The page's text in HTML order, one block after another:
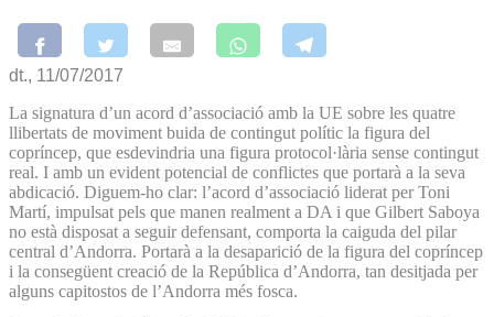
dt., 11/07/2017
La signatura d’un acord d’associació amb la UE sobre les quatre
llibertats de moviment buida de contingut polític la figura del
copríncep, que esdevindria una figura protocol·lària sense contingut
real. I amb un evident potencial de conflictes que portarà a la seva
abdicació. Diguem-ho clar: l’acord d’associació liderat per Toni
Martí, impulsat pels que manen realment a DA i que Gilbert Saboya
no està disposat a seguir defensant, comporta la caiguda del pilar
central d’Andorra. Portarà a la desaparició de la figura del copríncep
i la consegüent creació de la República d’Andorra, tan desitjada per
alguns capitostos de l’Andorra més fosca.